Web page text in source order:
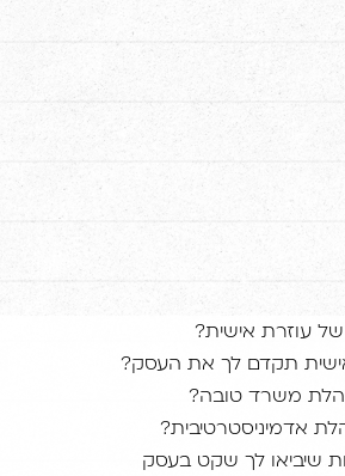
עוזרת אישית?
תקדם לך את העסק?
משרד טובה?
אדמיניסטרטיבית?
שיביאו לך שקט בעסק